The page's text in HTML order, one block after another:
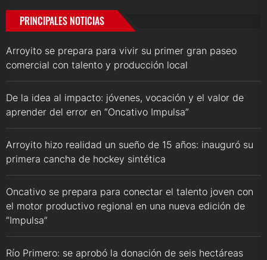
PRINCIPALES NOTICIAS
Arroyito se prepara para vivir su primer gran paseo
comercial con talento y producción local
De la idea al impacto: jóvenes, vocación y el valor de
aprender del error en “Oncativo Impulsa”
Arroyito hizo realidad un sueño de 15 años: inauguró su
primera cancha de hockey sintética
Oncativo se prepara para conectar el talento joven con
el motor productivo regional en una nueva edición de
“Impulsa”
Río Primero: se aprobó la donación de seis hectáreas